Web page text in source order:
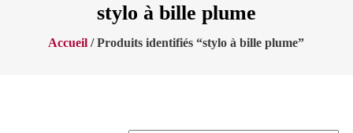
stylo à bille plume
Accueil / Produits identifiés “stylo à bille plume”